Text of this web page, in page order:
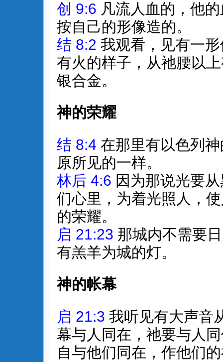
创 9:6 凡流人血的，他
按自己的形像造的。
结 8:2 我观看，见有一
有火的样子，从祂腰以
银合金。
神的荣耀
结 8:4 在那里有以色列
原所见的一样。
林后 4:6 因为那说光要
们心里，为着光照人，
的荣耀。
启 21:23 那城内不需要
有羔羊为城的灯。
神的帐幕
启 21:3 我听见有大声音
幕与人同在，祂要与人
自与他们同在，作他们